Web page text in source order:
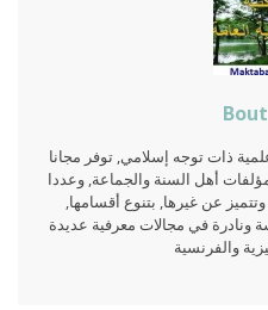
ذات توجه إسلامي, توفر مجانا
أهل السنة والجماعة, وعددا
عن غيرها, بتنوع أقسامها,
ونادرة في مجالات معرفية عديدة
والفرنسية